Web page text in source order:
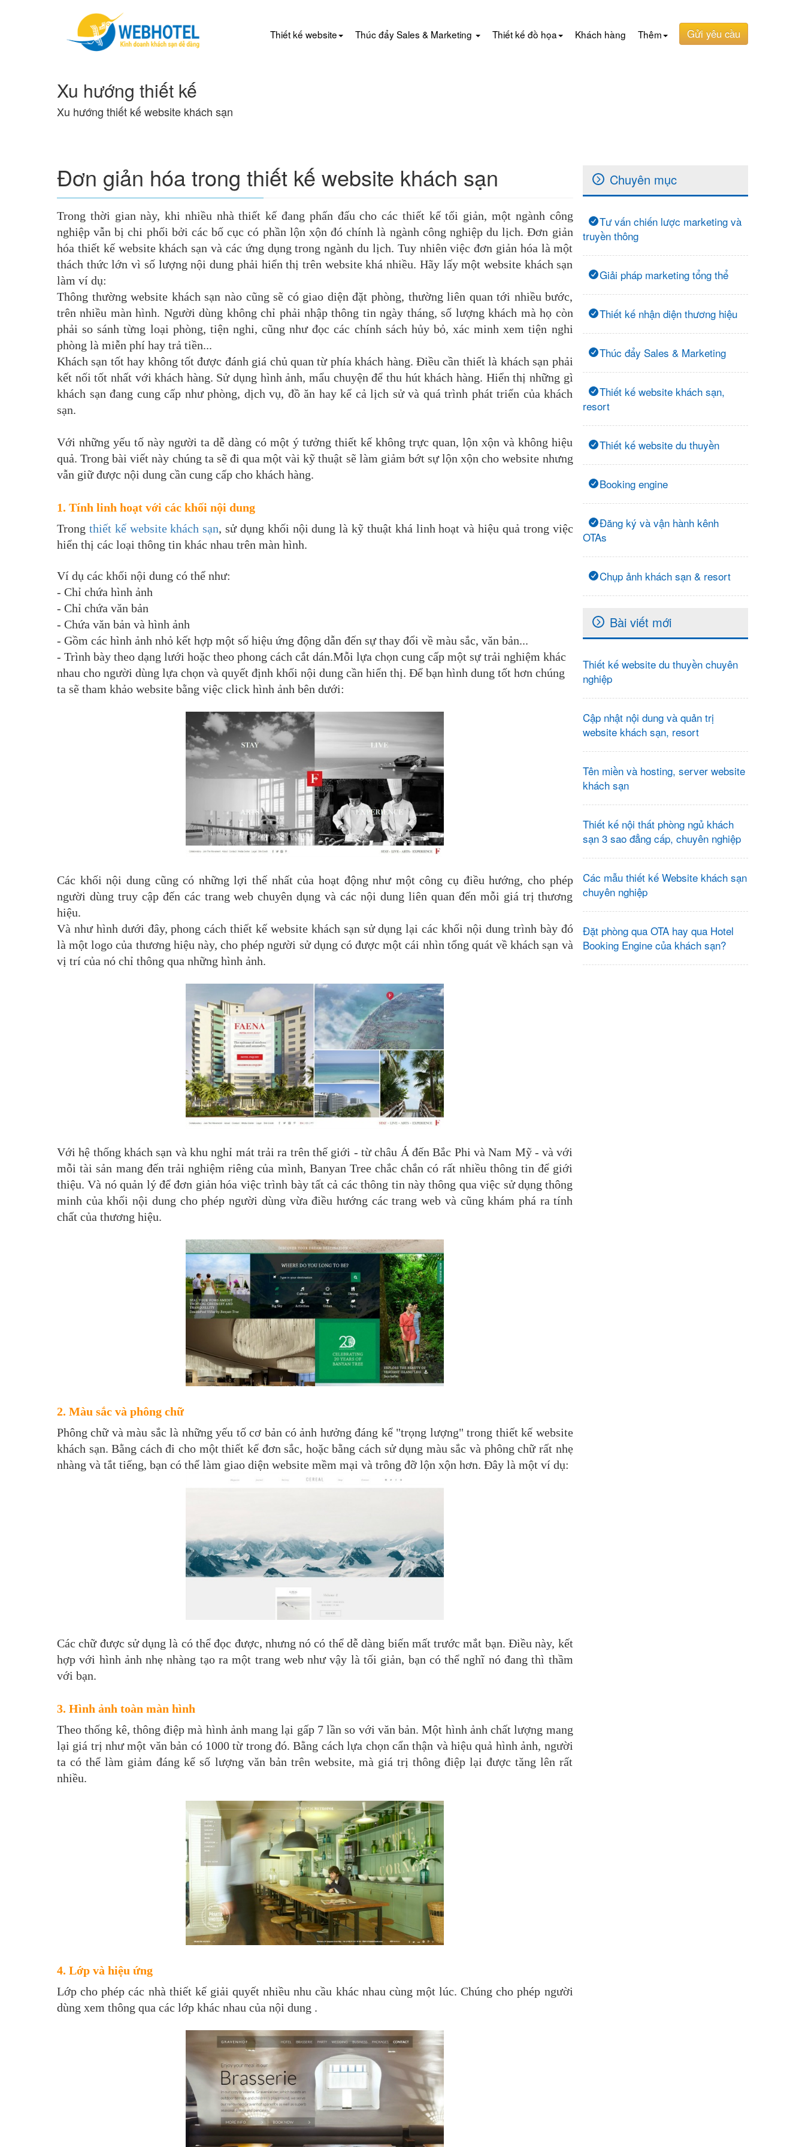
Gửi yêu cầu
Thiết kế website Thúc đẩy Sales & Marketing Thiết kế đồ họa Khách hàng Thêm
Xu hướng thiết kế
Xu hướng thiết kế website khách sạn
Đơn giản hóa trong thiết kế website khách sạn
Trong thời gian này, khi nhiều nhà thiết kế đang phấn đấu cho các thiết kế tối giản, một ngành công
nghiệp vẫn bị chi phối bởi các bố cục có phần lộn xộn đó chính là ngành công nghiệp du lịch. Đơn giản
hóa thiết kế website khách sạn và các ứng dụng trong ngành du lịch. Tuy nhiên việc đơn giản hóa là một
thách thức lớn vì số lượng nội dung phải hiển thị trên website khá nhiều. Hãy lấy một website khách sạn
làm ví dụ:
Thông thường website khách sạn nào cũng sẽ có giao diện đặt phòng, thường liên quan tới nhiều bước,
trên nhiều màn hình. Người dùng không chỉ phải nhập thông tin ngày tháng, số lượng khách mà họ còn
phải so sánh từng loại phòng, tiện nghi, cũng như đọc các chính sách hủy bỏ, xác minh xem tiện nghi
phòng là miễn phí hay trả tiền...
Khách sạn tốt hay không tốt được đánh giá chủ quan từ phía khách hàng. Điều cần thiết là khách sạn phải
kết nối tốt nhất với khách hàng. Sử dụng hình ảnh, mẩu chuyện để thu hút khách hàng. Hiển thị những gì
khách sạn đang cung cấp như phòng, dịch vụ, đồ ăn hay kể cả lịch sử và quá trình phát triển của khách
sạn.
Với những yếu tố này người ta dễ dàng có một ý tưởng thiết kế không trực quan, lộn xộn và không hiệu
quả. Trong bài viết này chúng ta sẽ đi qua một vài kỹ thuật sẽ làm giảm bớt sự lộn xộn cho website nhưng
vẫn giữ được nội dung cần cung cấp cho khách hàng.
1. Tính linh hoạt với các khối nội dung
Trong thiết kế website khách sạn, sử dụng khối nội dung là kỹ thuật khá linh hoạt và hiệu quả trong việc
hiển thị các loại thông tin khác nhau trên màn hình.
Ví dụ các khối nội dung có thể như:
- Chỉ chứa hình ảnh
- Chỉ chứa văn bản
- Chứa văn bản và hình ảnh
- Gồm các hình ảnh nhỏ kết hợp một số hiệu ứng động dẫn đến sự thay đổi về màu sắc, văn bản...
- Trình bày theo dạng lưới hoặc theo phong cách cắt dán.Mỗi lựa chọn cung cấp một sự trải nghiệm khác
nhau cho người dùng lựa chọn và quyết định khối nội dung cần hiển thị. Để bạn hình dung tốt hơn chúng
ta sẽ tham khảo website bằng việc click hình ảnh bên dưới:
Các khối nội dung cũng có những lợi thế nhất của hoạt động như một công cụ điều hướng, cho phép
người dùng truy cập đến các trang web chuyên dụng và các nội dung liên quan đến mỗi giá trị thương
hiệu.
Và như hình dưới đây, phong cách thiết kế website khách sạn sử dụng lại các khối nội dung trình bày đó
là một logo của thương hiệu này, cho phép người sử dụng có được một cái nhìn tổng quát về khách sạn và
vị trí của nó chỉ thông qua những hình ảnh.
Với hệ thống khách sạn và khu nghỉ mát trải ra trên thế giới - từ châu Á đến Bắc Phi và Nam Mỹ - và với
mỗi tài sản mang đến trải nghiệm riêng của mình, Banyan Tree chắc chắn có rất nhiều thông tin để giới
thiệu. Và nó quản lý để đơn giản hóa việc trình bày tất cả các thông tin này thông qua việc sử dụng thông
minh của khối nội dung cho phép người dùng vừa điều hướng các trang web và cũng khám phá ra tính
chất của thương hiệu.
2. Màu sắc và phông chữ
Phông chữ và màu sắc là những yếu tố cơ bản có ảnh hưởng đáng kể "trọng lượng" trong thiết kế website
khách sạn. Bằng cách đi cho một thiết kế đơn sắc, hoặc bằng cách sử dụng màu sắc và phông chữ rất nhẹ
nhàng và tắt tiếng, bạn có thể làm giao diện website mềm mại và trông đỡ lộn xộn hơn. Đây là một ví dụ:
Các chữ được sử dụng là có thể đọc được, nhưng nó có thể dễ dàng biến mất trước mắt bạn. Điều này, kết
hợp với hình ảnh nhẹ nhàng tạo ra một trang web như vậy là tối giản, bạn có thể nghĩ nó đang thì thầm
với bạn.
3. Hình ảnh toàn màn hình
Theo thống kê, thông điệp mà hình ảnh mang lại gấp 7 lần so với văn bản. Một hình ảnh chất lượng mang
lại giá trị như một văn bản có 1000 từ trong đó. Bằng cách lựa chọn cẩn thận và hiệu quả hình ảnh, người
ta có thể làm giảm đáng kể số lượng văn bản trên website, mà giá trị thông điệp lại được tăng lên rất
nhiều.
4. Lớp và hiệu ứng
Lớp cho phép các nhà thiết kế giải quyết nhiều nhu cầu khác nhau cùng một lúc. Chúng cho phép người
dùng xem thông qua các lớp khác nhau của nội dung .
Chuyên mục
Tư vấn chiến lược marketing và
truyền thông
Giải pháp marketing tổng thể
Thiết kế nhận diện thương hiệu
Thúc đẩy Sales & Marketing
Thiết kế website khách sạn,
resort
Thiết kế website du thuyền
Booking engine
Đăng ký và vận hành kênh
OTAs
Chụp ảnh khách sạn & resort
Bài viết mới
Thiết kế website du thuyền chuyên
nghiệp
Cập nhật nội dung và quản trị
website khách sạn, resort
Tên miền và hosting, server website
khách sạn
Thiết kế nội thất phòng ngủ khách
sạn 3 sao đẳng cấp, chuyên nghiệp
Các mẫu thiết kế Website khách sạn
chuyên nghiệp
Đặt phòng qua OTA hay qua Hotel
Booking Engine của khách sạn?